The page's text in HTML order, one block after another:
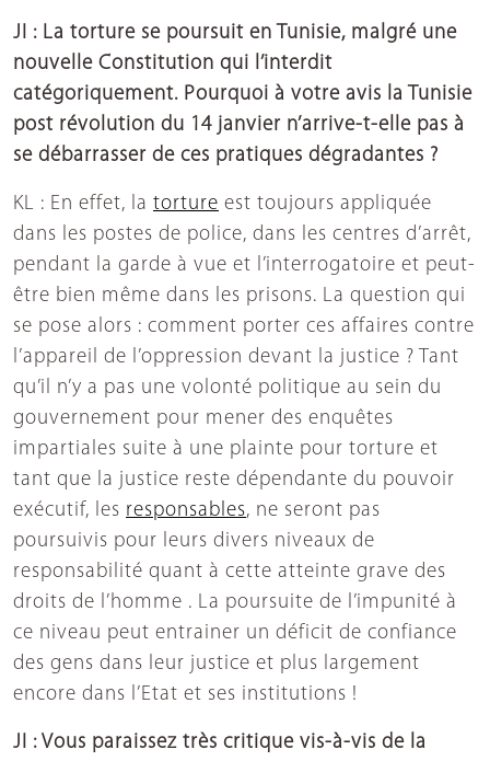
JI : La torture se poursuit en Tunisie, malgré une
nouvelle Constitution qui l’interdit
catégoriquement. Pourquoi à votre avis la Tunisie
post révolution du 14 janvier n’arrive-t-elle pas à
se débarrasser de ces pratiques dégradantes ?
KL : En effet, la torture est toujours appliquée
dans les postes de police, dans les centres d’arrêt,
pendant la garde à vue et l’interrogatoire et peut-
être bien même dans les prisons. La question qui
se pose alors : comment porter ces affaires contre
l’appareil de l’oppression devant la justice ? Tant
qu’il n’y a pas une volonté politique au sein du
gouvernement pour mener des enquêtes
impartiales suite à une plainte pour torture et
tant que la justice reste dépendante du pouvoir
exécutif, les responsables, ne seront pas
poursuivis pour leurs divers niveaux de
responsabilité quant à cette atteinte grave des
droits de l’homme . La poursuite de l’impunité à
ce niveau peut entrainer un déficit de confiance
des gens dans leur justice et plus largement
encore dans l’Etat et ses institutions !
JI : Vous paraissez très critique vis-à-vis de la